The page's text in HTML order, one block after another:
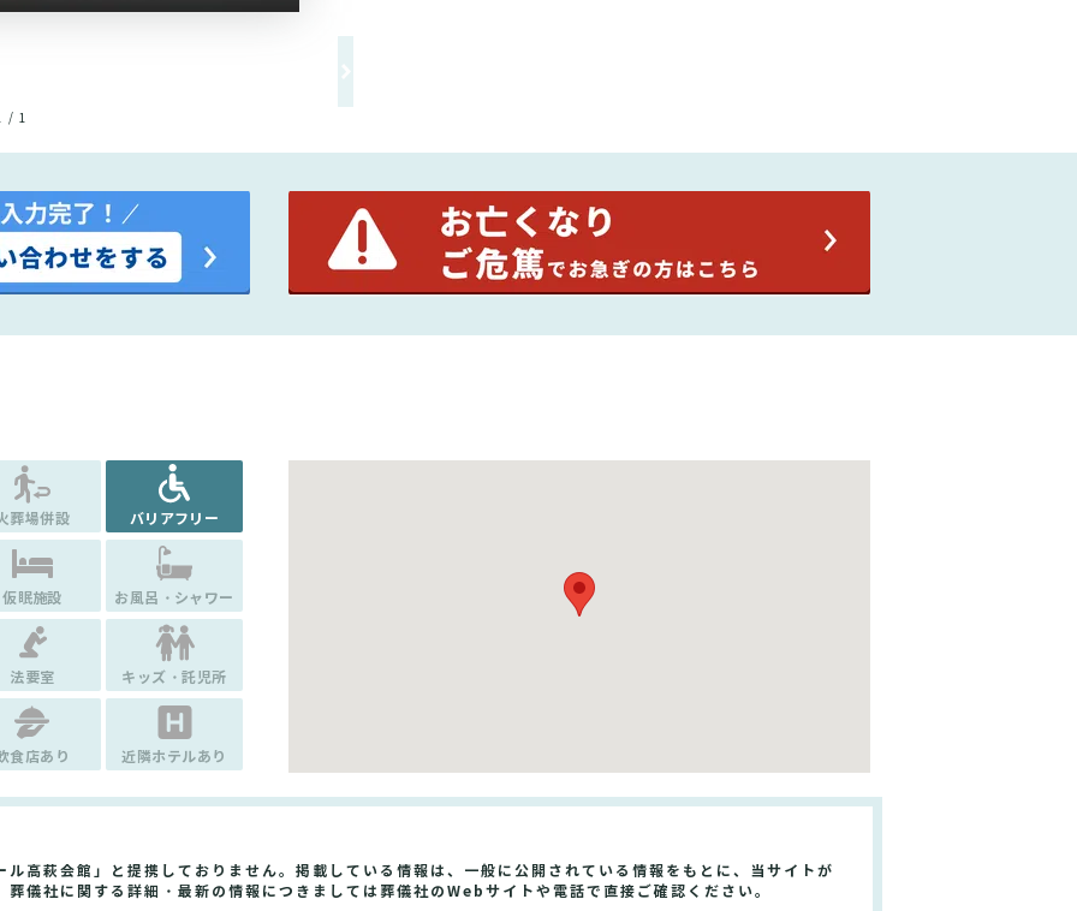
/ 1
葬場併設 バリアフリー
仮眠施設 お風呂・シャワー
法要室 キッズ・託児所
食店あり 近隣ホテルあり
高萩会館」と提携しておりません。掲載している情報は、一般に公開されている情報をもとに、当サイトが
儀社に関する詳細・最新の情報につきましては葬儀社のWebサイトや電話で直接ご確認ください。